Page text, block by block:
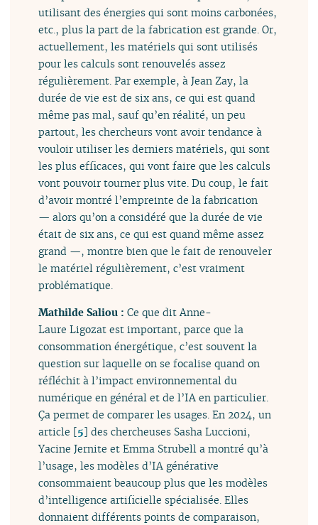
utilisant des énergies qui sont moins carbonées,
etc., plus la part de la fabrication est grande. Or,
actuellement, les matériels qui sont utilisés
pour les calculs sont renouvelés assez
régulièrement. Par exemple, à Jean Zay, la
durée de vie est de six ans, ce qui est quand
même pas mal, sauf qu’en réalité, un peu
partout, les chercheurs vont avoir tendance à
vouloir utiliser les derniers matériels, qui sont
les plus efficaces, qui vont faire que les calculs
vont pouvoir tourner plus vite. Du coup, le fait
d’avoir montré l’empreinte de la fabrication
— alors qu’on a considéré que la durée de vie
était de six ans, ce qui est quand même assez
grand —, montre bien que le fait de renouveler
le matériel régulièrement, c’est vraiment
problématique.
Mathilde Saliou :Ce que dit Anne-
Laure Ligozat est important, parce que la
consommation énergétique, c’est souvent la
question sur laquelle on se focalise quand on
réfléchit à l’impact environnemental du
numérique en général et de l’IA en particulier.
Ça permet de comparer les usages. En 2024, un
article [5] des chercheuses Sasha Luccioni,
Yacine Jernite et Emma Strubell a montré qu’à
l’usage, les modèles d’IA générative
consommaient beaucoup plus que les modèles
d’intelligence artificielle spécialisée. Elles
donnaient différents points de comparaison,